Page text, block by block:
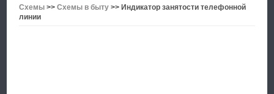
Схемы >>Схемы в быту >> Индикатор занятости телефонной
линии